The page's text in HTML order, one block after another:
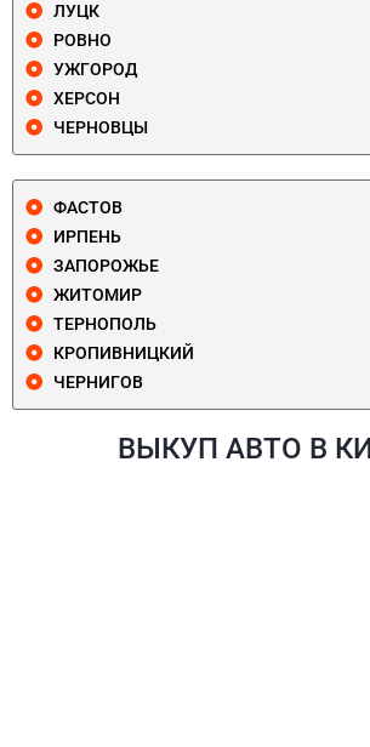
ЛУЦК
РОВНО
УЖГОРОД
ХЕРСОН
ЧЕРНОВЦЫ
ФАСТОВ
ИРПЕНЬ
ЗАПОРОЖЬЕ
ЖИТОМИР
ТЕРНОПОЛЬ
КРОПИВНИЦКИЙ
ЧЕРНИГОВ
ВЫКУП АВТО В